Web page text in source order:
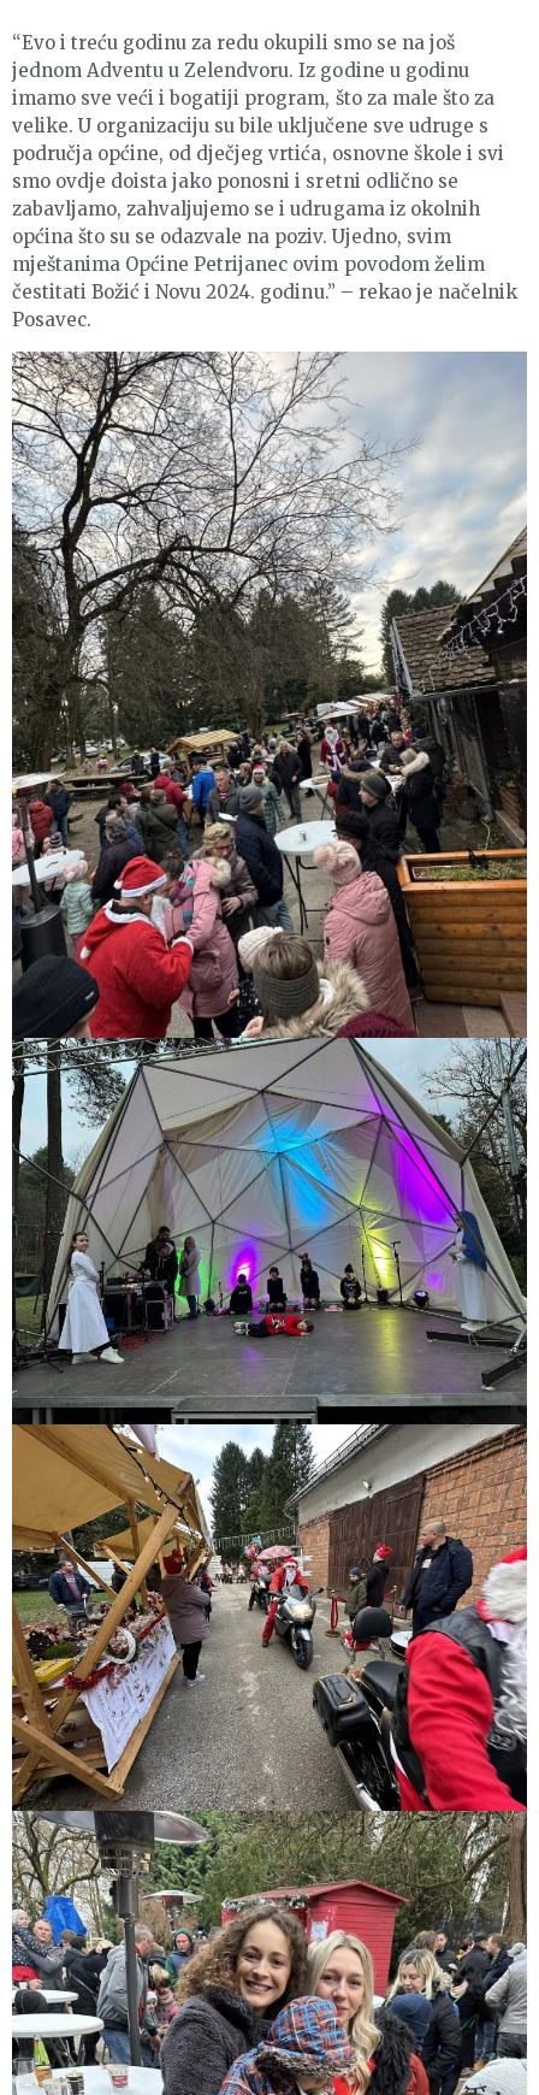
“Evo i treću godinu za redu okupili smo se na još
jednom Adventu u Zelendvoru. Iz godine u godinu
imamo sve veći i bogatiji program, što za male što za
velike. U organizaciju su bile uključene sve udruge s
područja općine, od dječjeg vrtića, osnovne škole i svi
smo ovdje doista jako ponosni i sretni odlično se
zabavljamo, zahvaljujemo se i udrugama iz okolnih
općina što su se odazvale na poziv. Ujedno, svim
mještanima Općine Petrijanec ovim povodom želim
čestitati Božić i Novu 2024. godinu.” – rekao je načelnik
Posavec.